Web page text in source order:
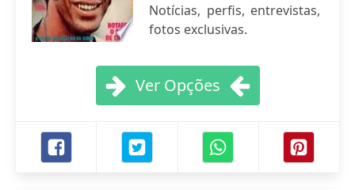
Notícias, perfis, entrevistas,
fotos exclusivas.
Ver Opções